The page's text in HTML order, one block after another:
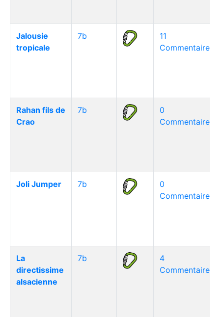
Jalousie
tropicale
7b
11
Commentaire(s)
Rahan fils de
Crao
7b
0
Commentaire(s)
Joli Jumper 7b
0
Commentaire(s)
La
directissime
alsacienne
7b
4
Commentaire(s)